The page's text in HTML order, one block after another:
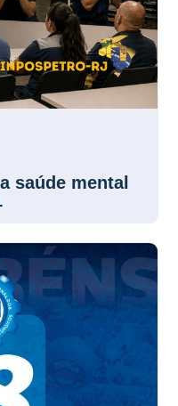
saúde mental